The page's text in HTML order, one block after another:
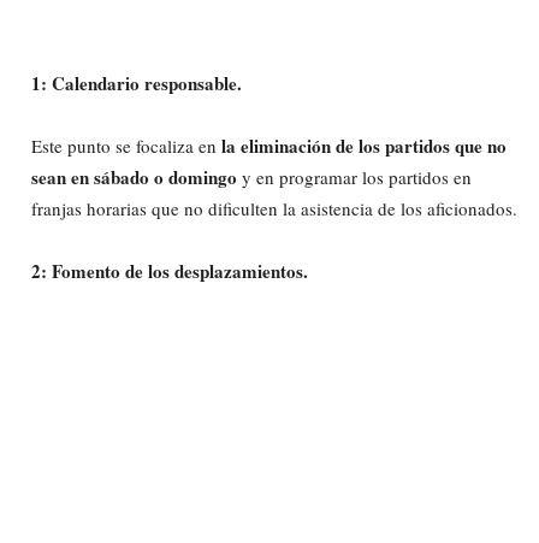
1: Calendario responsable.
Este punto se focaliza en la eliminación de los partidos que no
sean en sábado o domingo y en programar los partidos en
franjas horarias que no dificulten la asistencia de los aficionados.
2: Fomento de los desplazamientos.